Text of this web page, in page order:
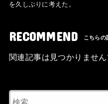
を久しぶりに考えた。
RECOMMEND
関連記事は見つかりません